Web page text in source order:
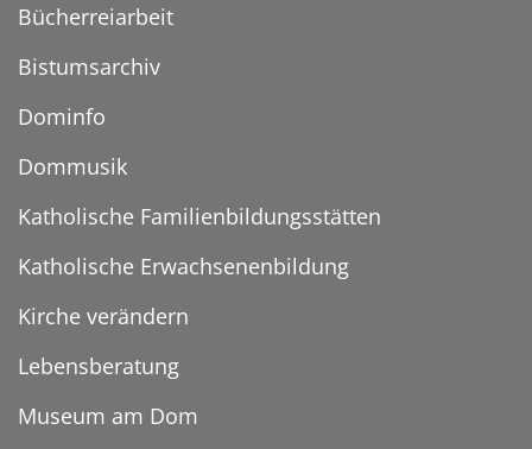
Bücherreiarbeit
Bistumsarchiv
Dominfo
Dommusik
Katholische Familienbildungsstätten
Katholische Erwachsenenbildung
Kirche verändern
Lebensberatung
Museum am Dom